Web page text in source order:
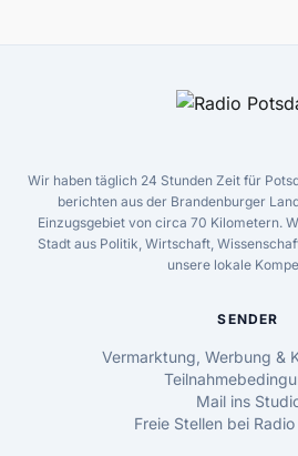
Wir haben täglich 24 Stunden Zeit für
berichten aus der Brandenburger
Einzugsgebiet von circa 70 Kilometern.
Stadt aus Politik, Wirtschaft,
unsere lokale
SENDER
Vermarktung, Werbung &
Mail ins
Freie Stellen bei